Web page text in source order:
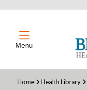
Menu
Home Health Library